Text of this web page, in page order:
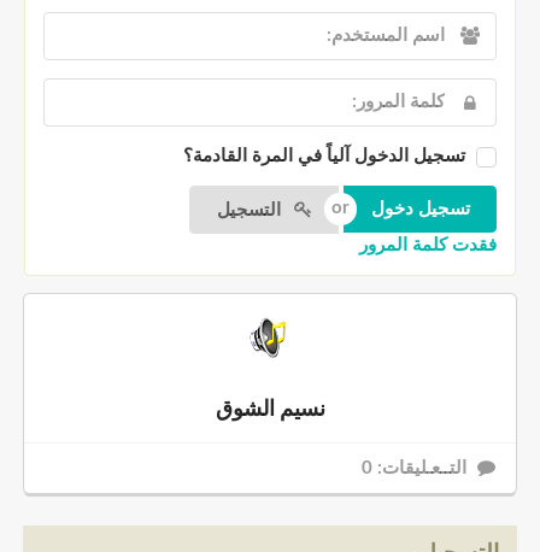
تسجيل الدخول آلياً في المرة القادمة؟
التسجيل
فقدت كلمة المرور
نسيم الشوق
التــعـليقات: 0